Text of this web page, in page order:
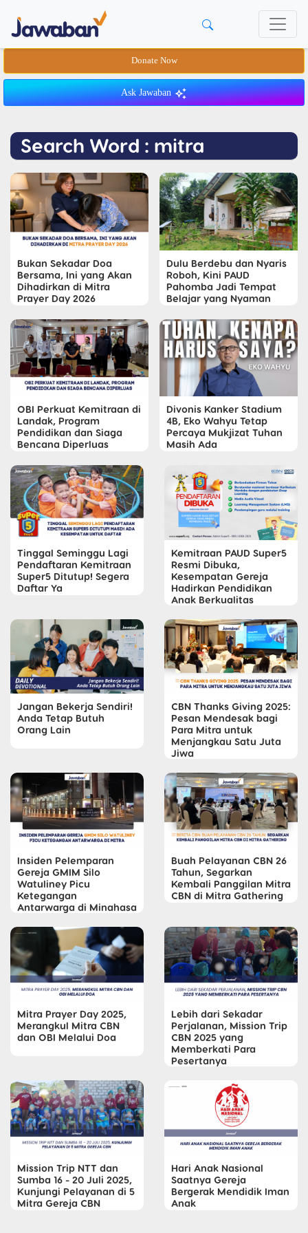
Donate Now
Ask Jawaban
Search Word : mitra
Bukan Sekadar Doa
Bersama, Ini yang Akan
Dihadirkan di Mitra
Prayer Day 2026
Dulu Berdebu dan Nyaris
Roboh, Kini PAUD
Pahomba Jadi Tempat
Belajar yang Nyaman
OBI Perkuat Kemitraan di
Landak, Program
Pendidikan dan Siaga
Bencana Diperluas
Divonis Kanker Stadium
4B, Eko Wahyu Tetap
Percaya Mukjizat Tuhan
Masih Ada
Tinggal Seminggu Lagi
Pendaftaran Kemitraan
Super5 Ditutup! Segera
Daftar Ya
Kemitraan PAUD Super5
Resmi Dibuka,
Kesempatan Gereja
Hadirkan Pendidikan
Anak Berkualitas
Jangan Bekerja Sendiri!
Anda Tetap Butuh
Orang Lain
CBN Thanks Giving 2025:
Pesan Mendesak bagi
Para Mitra untuk
Menjangkau Satu Juta
Jiwa
Insiden Pelemparan
Gereja GMIM Silo
Watuliney Picu
Ketegangan
Antarwarga di Minahasa
Buah Pelayanan CBN 26
Tahun, Segarkan
Kembali Panggilan Mitra
CBN di Mitra Gathering
Mitra Prayer Day 2025,
Merangkul Mitra CBN
dan OBI Melalui Doa
Lebih dari Sekadar
Perjalanan, Mission Trip
CBN 2025 yang
Memberkati Para
Pesertanya
Mission Trip NTT dan
Sumba 16 - 20 Juli 2025,
Kunjungi Pelayanan di 5
Mitra Gereja CBN
Hari Anak Nasional
Saatnya Gereja
Bergerak Mendidik Iman
Anak